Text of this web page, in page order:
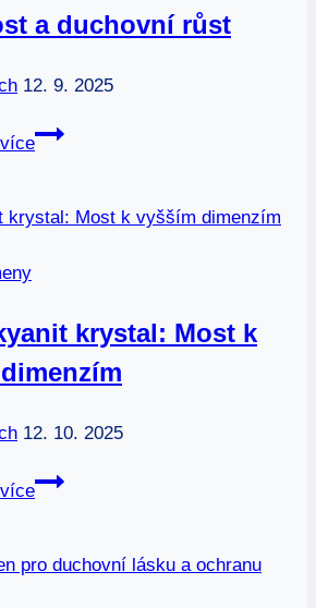
a duchovní růst
12. 9. 2025
Sagenit:
moudrost
krystal: Most k
12. 10. 2025
Modrý
Most